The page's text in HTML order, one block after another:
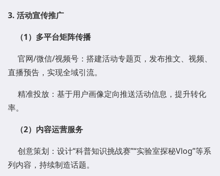
3. 活动宣传推广
（1） 多平台矩阵传播
官网/微信/视频号：搭建活动专题页，发布推文、视频、
直播预告，实现全域引流。
精准投放：基于用户画像定向推送活动信息，提升转化
率。
（2） 内容运营服务
创意策划：设计“科普知识挑战赛”“实验室探秘Vlog”等系
列内容，持续制造话题。